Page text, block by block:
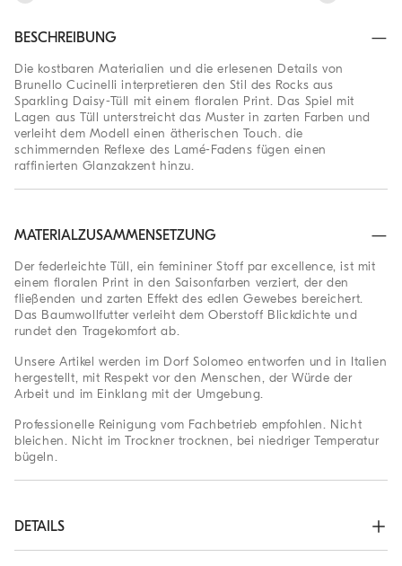
BESCHREIBUNG
Die kostbaren Materialien und die erlesenen Details von
Brunello Cucinelli interpretieren den Stil des Rocks aus
Sparkling Daisy-Tüll mit einem floralen Print. Das Spiel mit
Lagen aus Tüll unterstreicht das Muster in zarten Farben und
verleiht dem Modell einen ätherischen Touch. die
schimmernden Reflexe des Lamé-Fadens fügen einen
raffinierten Glanzakzent hinzu.
MATERIALZUSAMMENSETZUNG
Der federleichte Tüll, ein femininer Stoff par excellence, ist mit
einem floralen Print in den Saisonfarben verziert, der den
fließenden und zarten Effekt des edlen Gewebes bereichert.
Das Baumwollfutter verleiht dem Oberstoff Blickdichte und
rundet den Tragekomfort ab.
Unsere Artikel werden im Dorf Solomeo entworfen und in Italien
hergestellt, mit Respekt vor den Menschen, der Würde der
Arbeit und im Einklang mit der Umgebung.
Professionelle Reinigung vom Fachbetrieb empfohlen. Nicht
bleichen. Nicht im Trockner trocknen, bei niedriger Temperatur
bügeln.
DETAILS